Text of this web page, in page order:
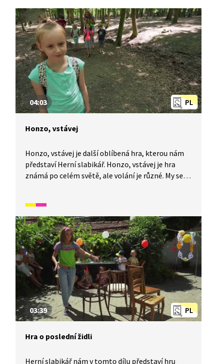
PL
04:03
Honzo, vstávej
Honzo, vstávej je další oblíbená hra, kterou nám
představí Herní slabikář. Honzo, vstávej je hra
známá po celém světě, ale volání je různé. My se
pro které není čeština mateřským jazykem,
pomocí tradičních českých her rozšíří slovní
zásobu a některé fráze v češtině. Spadá do širšího
okruhu videí, které se zaměřují na rozvoj češtiny
hrou.
PL
03:39
Hra o poslední židli
Herní slabikář nám v tomto dílu představí hru